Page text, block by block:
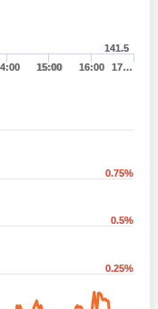
141.5
15:00 16:00 17…
0.25%
0.5%
0.75%